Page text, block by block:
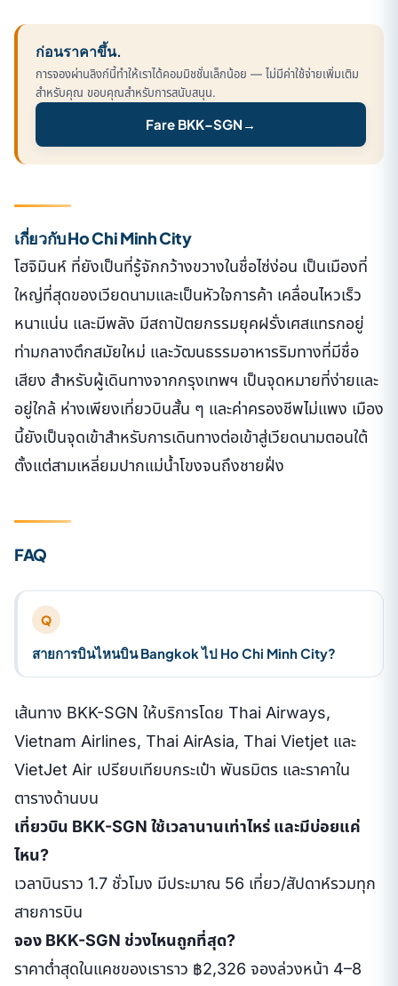
ก่อนราคาขึ้น.
การจองผ่านลิงก์นี้ทำให้เราได้คอมมิชชั่นเล็กน้อย — ไม่มีค่าใช้จ่ายเพิ่มเติม
สำหรับคุณ ขอบคุณสำหรับการสนับสนุน.
Fare BKK–SGN →
เกี่ยวกับ Ho Chi Minh City
โฮจิมินห์ ที่ยังเป็นที่รู้จักกว้างขวางในชื่อไซ่ง่อน เป็นเมืองที่
ใหญ่ที่สุดของเวียดนามและเป็นหัวใจการค้า เคลื่อนไหวเร็ว
หนาแน่น และมีพลัง มีสถาปัตยกรรมยุคฝรั่งเศสแทรกอยู่
ท่ามกลางตึกสมัยใหม่ และวัฒนธรรมอาหารริมทางที่มีชื่อ
เสียง สำหรับผู้เดินทางจากกรุงเทพฯ เป็นจุดหมายที่ง่ายและ
อยู่ใกล้ ห่างเพียงเที่ยวบินสั้น ๆ และค่าครองชีพไม่แพง เมือง
นี้ยังเป็นจุดเข้าสำหรับการเดินทางต่อเข้าสู่เวียดนามตอนใต้
ตั้งแต่สามเหลี่ยมปากแม่น้ำโขงจนถึงชายฝั่ง
FAQ
Q
สายการบินไหนบิน Bangkok ไป Ho Chi Minh City?
เส้นทาง BKK-SGN ให้บริการโดย Thai Airways,
Vietnam Airlines, Thai AirAsia, Thai Vietjet และ
VietJet Air เปรียบเทียบกระเป๋า พันธมิตร และราคาใน
ตารางด้านบน
เที่ยวบิน BKK-SGN ใช้เวลานานเท่าไหร่ และมีบ่อยแค่
ไหน?
เวลาบินราว 1.7 ชั่วโมง มีประมาณ 56 เที่ยว/สัปดาห์รวมทุก
สายการบิน
จอง BKK-SGN ช่วงไหนถูกที่สุด?
ราคาต่ำสุดในแคชของเราราว ฿2,326 จองล่วงหน้า 4–8